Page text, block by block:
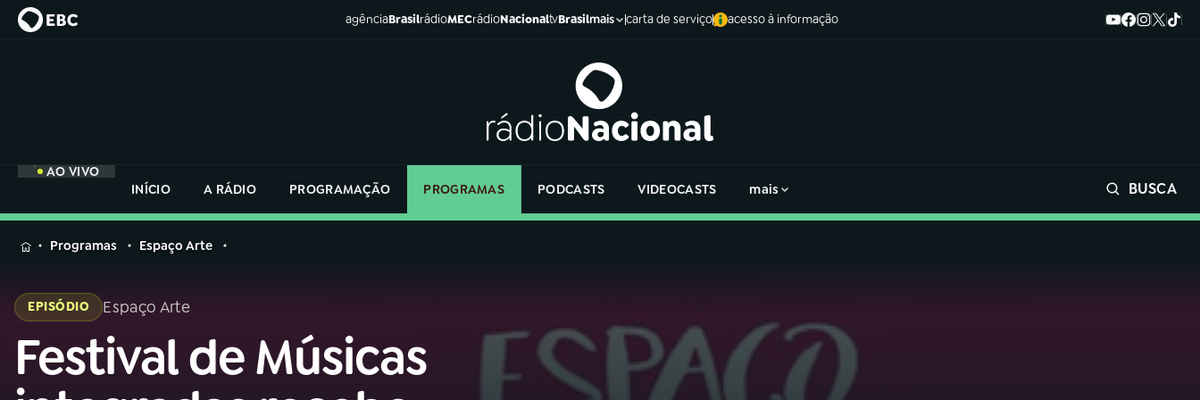
agênciaBrasilrádioMECrádioNacionaltvBrasilmais carta de serviço acesso à informação
AO VIVO
INÍCIO
A RÁDIO PROGRAMAÇÃO PROGRAMAS PODCASTS VIDEOCASTS mais BUSCA
MENU
Buscar
na
Rádio
AO VIVO
na
Rádio
Programas Espaço Arte
EPISÓDIO Espaço Arte
Festival de Músicas